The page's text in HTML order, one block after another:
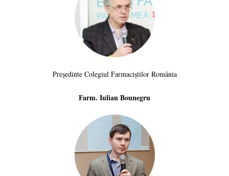
Președinte Colegiul Farmaciștilor România
Farm. Iulian Bounegru